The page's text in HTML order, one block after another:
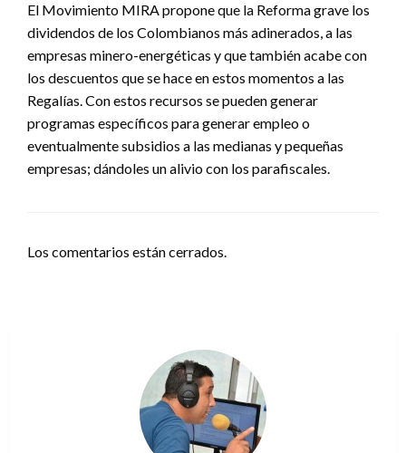
El Movimiento MIRA propone que la Reforma grave los
dividendos de los Colombianos más adinerados, a las
empresas minero-energéticas y que también acabe con
los descuentos que se hace en estos momentos a las
Regalías. Con estos recursos se pueden generar
programas específicos para generar empleo o
eventualmente subsidios a las medianas y pequeñas
empresas; dándoles un alivio con los parafiscales.
Los comentarios están cerrados.